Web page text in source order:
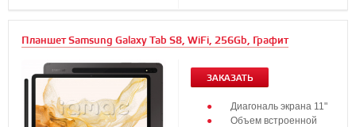
Планшет Samsung Galaxy Tab S8, WiFi, 256Gb, Графит
ЗАКАЗАТЬ
Диагональ экрана 11"
Объем встроенной